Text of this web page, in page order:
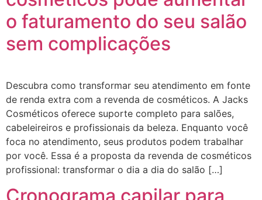
o faturamento do seu salão
sem complicações
Descubra como transformar seu atendimento em fonte
de renda extra com a revenda de cosméticos. A Jacks
Cosméticos oferece suporte completo para salões,
cabeleireiros e profissionais da beleza. Enquanto você
foca no atendimento, seus produtos podem trabalhar
por você. Essa é a proposta da revenda de cosméticos
profissional: transformar o dia a dia do salão […]